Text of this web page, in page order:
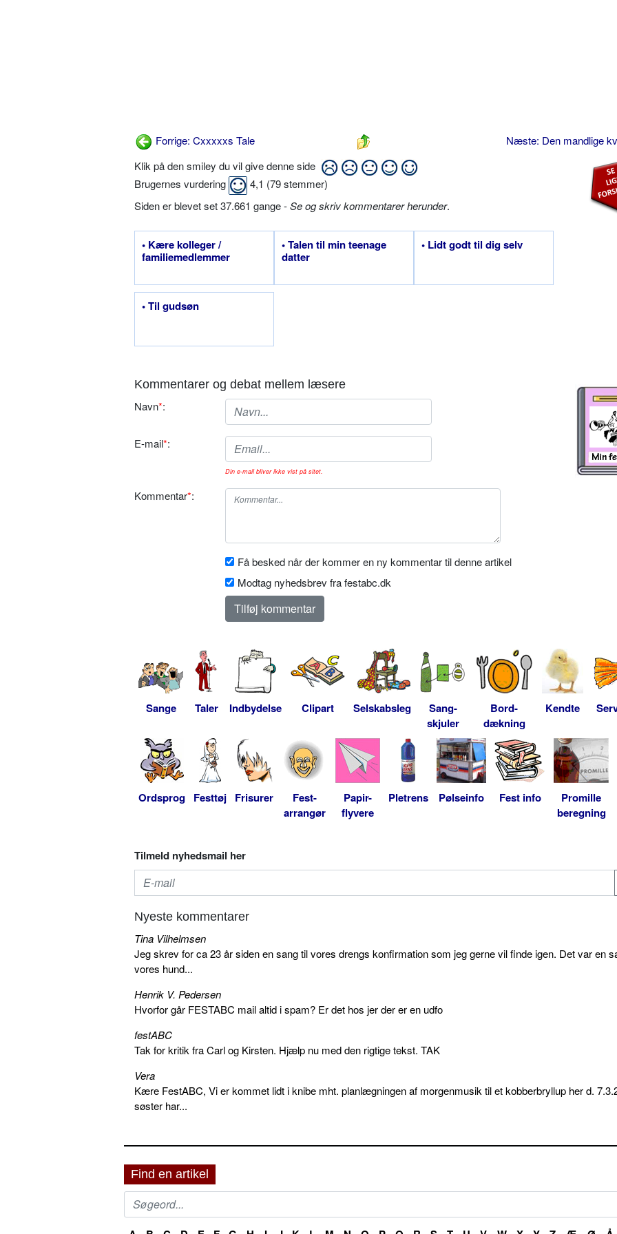
Forrige: Cxxxxxs Tale
Næste: Den mandlige
Klik på den smiley du vil give denne side
Brugernes vurdering
4,1 (79stemmer)
Siden er blevet set 37.661 gange -Se og skriv kommentarer herunder.
• Kære kolleger /
familiemedlemmer
• Talen til min teenage
datter
• Lidt godt til dig selv
• Til gudsøn
Kommentarer og debat mellem læsere
Navn*:
E-mail*:
Din e-mail bliver ikke vist på sitet.
Kommentar*:
Få besked når der kommer en ny kommentar til denne artikel
Modtag nyhedsbrev fra festabc.dk
Sange Taler Indbydelse Clipart Selskabsleg
Sang-
skjuler
Bord-
dækning
Kendte
Ordsprog Festtøj Frisurer
Fest-
arrangør
Papir-
flyvere
Pletrens Pølseinfo Fest info
Promille
beregning
Tilmeld nyhedsmail her
Nyeste kommentarer
Tina Vilhelmsen
Jeg skrev for ca 23 år siden en sang til vores drengs konfirmation som jeg gerne vil finde igen. Det var en
vores hund...
Henrik V. Pedersen
Hvorfor går FESTABC mail altid i spam? Er det hos jer der er en udfo
festABC
Tak for kritik fra Carl og Kirsten. Hjælp nu med den rigtige tekst. TAK
Vera
Kære FestABC, Vi er kommet lidt i knibe mht. planlægningen af morgenmusik til et kobberbryllup her d.
søster har...
Find en artikel